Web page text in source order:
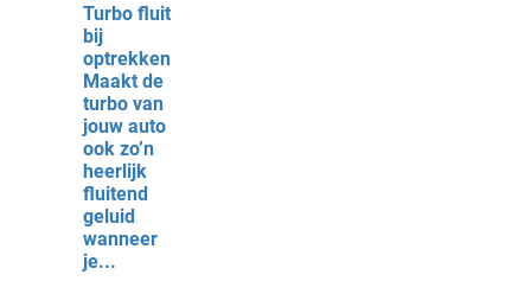
Turbo fluit
bij
optrekken
Maakt de
turbo van
jouw auto
ook zo’n
heerlijk
fluitend
geluid
wanneer
je...